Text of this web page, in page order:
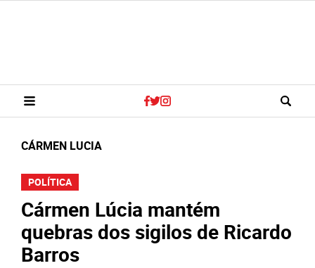
CÁRMEN LUCIA
POLÍTICA
Cármen Lúcia mantém
quebras dos sigilos de Ricardo
Barros